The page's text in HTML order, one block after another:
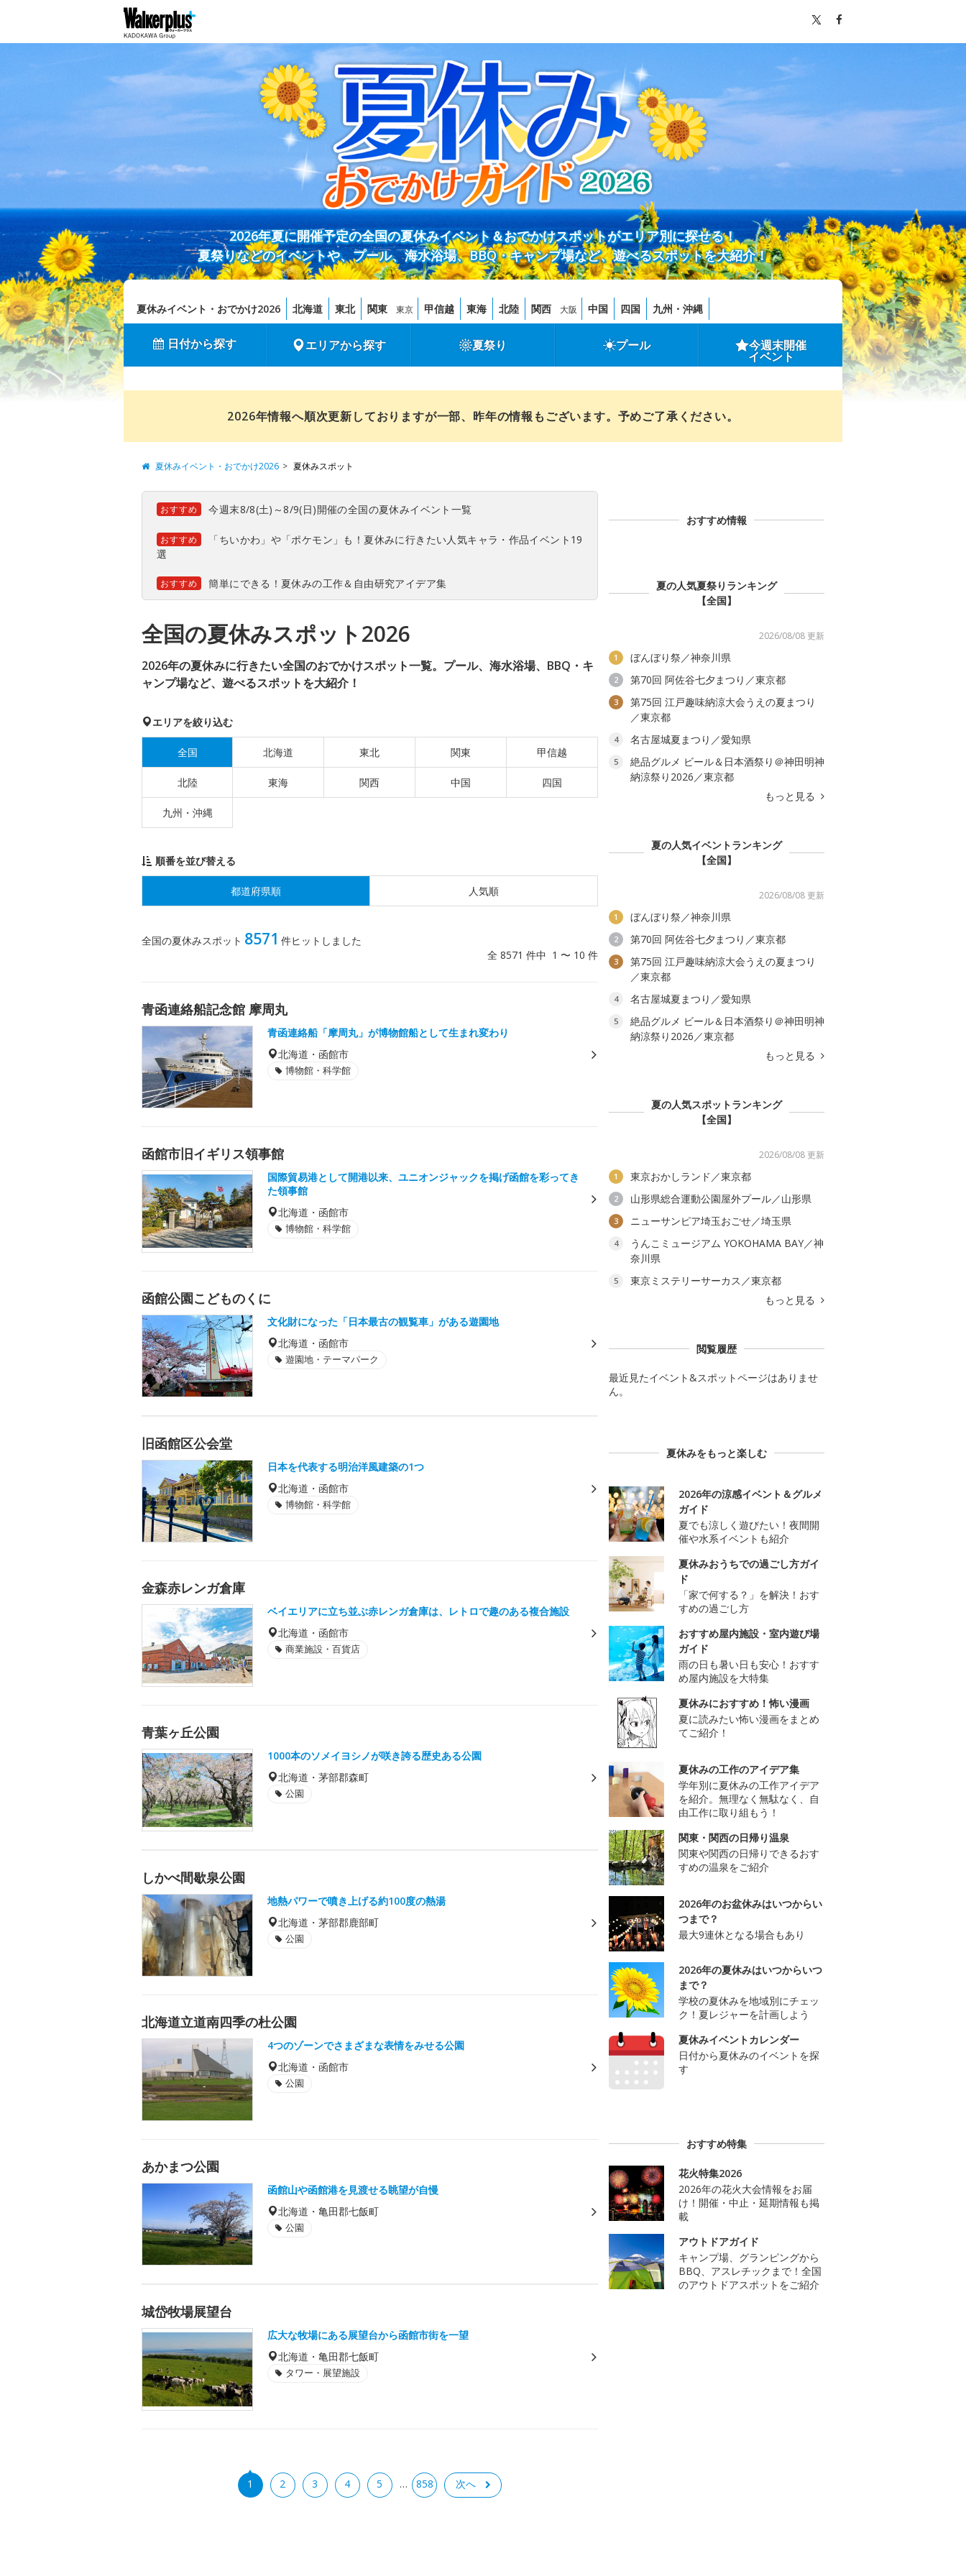
2026年夏に開催予定の全国の夏休みイベント＆おでかけスポットがエリア別に探せる！
夏祭りなどのイベントや、プール、海水浴場、BBQ・キャンプ場など、遊べるスポットを大紹介！
夏休みイベント・おでかけ2026 北海道 東北 関東 東京 甲信越 東海 北陸 関西 大阪 中国 四国 九州・沖縄
日付から探す エリアから探す 夏祭り プール 今週末開催
イベント
2026年情報へ順次更新しておりますが一部、昨年の情報もございます。予めご了承ください。
夏休みイベント・おでかけ2026 夏休みスポット
おすすめ 今週末8/8(土)～8/9(日)開催の全国の夏休みイベント一覧
おすすめ
「ちいかわ」や「ポケモン」も！夏休みに行きたい人気キャラ・作品イベント19
選
おすすめ 簡単にできる！夏休みの工作＆自由研究アイデア集
全国の夏休みスポット2026
2026年の夏休みに行きたい全国のおでかけスポット一覧。プール、海水浴場、BBQ・キ
ャンプ場など、遊べるスポットを大紹介！
エリアを絞り込む
全国 北海道 東北 関東 甲信越
北陸 東海 関西 中国 四国
九州・沖縄
順番を並び替える
都道府県順 人気順
全国の夏休みスポット 8571 件ヒットしました
全 8571 件中 1 〜 10 件
青函連絡船記念館 摩周丸
青函連絡船「摩周丸」が博物館船として生まれ変わり
北海道・函館市
博物館・科学館
函館市旧イギリス領事館
国際貿易港として開港以来、ユニオンジャックを掲げ函館を彩ってき
た領事館
北海道・函館市
博物館・科学館
函館公園こどものくに
文化財になった「日本最古の観覧車」がある遊園地
北海道・函館市
遊園地・テーマパーク
旧函館区公会堂
日本を代表する明治洋風建築の1つ
北海道・函館市
博物館・科学館
金森赤レンガ倉庫
ベイエリアに立ち並ぶ赤レンガ倉庫は、レトロで趣のある複合施設
北海道・函館市
商業施設・百貨店
青葉ヶ丘公園
1000本のソメイヨシノが咲き誇る歴史ある公園
北海道・茅部郡森町
公園
しかべ間歇泉公園
地熱パワーで噴き上げる約100度の熱湯
北海道・茅部郡鹿部町
公園
北海道立道南四季の杜公園
4つのゾーンでさまざまな表情をみせる公園
北海道・函館市
公園
あかまつ公園
函館山や函館港を見渡せる眺望が自慢
北海道・亀田郡七飯町
公園
城岱牧場展望台
広大な牧場にある展望台から函館市街を一望
北海道・亀田郡七飯町
タワー・展望施設
1 2 3 4 5 … 858 次へ
おすすめ情報
夏の人気夏祭りランキング
【全国】
2026/08/08 更新
1 ぼんぼり祭／神奈川県
2 第70回 阿佐谷七夕まつり／東京都
3
第75回 江戸趣味納涼大会うえの夏まつり
／東京都
4 名古屋城夏まつり／愛知県
5
絶品グルメ ビール＆日本酒祭り＠神田明神
納涼祭り2026／東京都
もっと見る
夏の人気イベントランキング
【全国】
2026/08/08 更新
1 ぼんぼり祭／神奈川県
2 第70回 阿佐谷七夕まつり／東京都
3
第75回 江戸趣味納涼大会うえの夏まつり
／東京都
4 名古屋城夏まつり／愛知県
5
絶品グルメ ビール＆日本酒祭り＠神田明神
納涼祭り2026／東京都
もっと見る
夏の人気スポットランキング
【全国】
2026/08/08 更新
1 東京おかしランド／東京都
2 山形県総合運動公園屋外プール／山形県
3 ニューサンピア埼玉おごせ／埼玉県
4
うんこミュージアム YOKOHAMA BAY／神
奈川県
5
東京ミステリーサーカス／東京都
もっと見る
閲覧履歴
最近見たイベント&スポットページはありませ
ん。
夏休みをもっと楽しむ
2026年の涼感イベント＆グルメ
ガイド
夏でも涼しく遊びたい！夜間開
催や水系イベントも紹介
夏休みおうちでの過ごし方ガイ
ド
「家で何する？」を解決！おす
すめの過ごし方
おすすめ屋内施設・室内遊び場
ガイド
雨の日も暑い日も安心！おすす
め屋内施設を大特集
夏休みにおすすめ！怖い漫画
夏に読みたい怖い漫画をまとめ
てご紹介！
夏休みの工作のアイデア集
学年別に夏休みの工作アイデア
を紹介。無理なく無駄なく、自
由工作に取り組もう！
関東・関西の日帰り温泉
関東や関西の日帰りできるおす
すめの温泉をご紹介
2026年のお盆休みはいつからい
つまで？
最大9連休となる場合もあり
2026年の夏休みはいつからいつ
まで？
学校の夏休みを地域別にチェッ
ク！夏レジャーを計画しよう
夏休みイベントカレンダー
日付から夏休みのイベントを探
す
おすすめ特集
花火特集2026
2026年の花火大会情報をお届
け！開催・中止・延期情報も掲
載
アウトドアガイド
キャンプ場、グランピングから
BBQ、アスレチックまで！全国
のアウトドアスポットをご紹介